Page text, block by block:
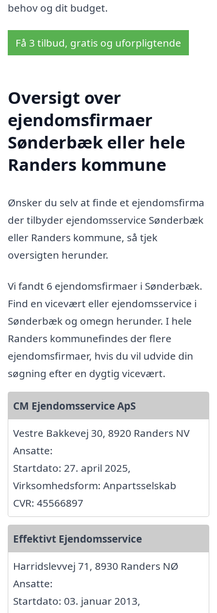
behov og dit budget.
Få 3 tilbud, gratis og uforpligtende
Oversigt over
ejendomsfirmaer
Sønderbæk eller hele
Randers kommune
Ønsker du selv at finde et ejendomsfirma
der tilbyder ejendomsservice Sønderbæk
eller Randers kommune, så tjek
oversigten herunder.
Vi fandt 6 ejendomsfirmaer i Sønderbæk.
Find en vicevært eller ejendomsservice i
Sønderbæk og omegn herunder. I hele
Randers kommunefindes der flere
ejendomsfirmaer, hvis du vil udvide din
søgning efter en dygtig vicevært.
CM Ejendomsservice ApS
Vestre Bakkevej 30, 8920 Randers NV
Ansatte:
Startdato: 27. april 2025,
Virksomhedsform: Anpartsselskab
CVR: 45566897
Effektivt Ejendomsservice
Harridslevvej 71, 8930 Randers NØ
Ansatte:
Startdato: 03. januar 2013,